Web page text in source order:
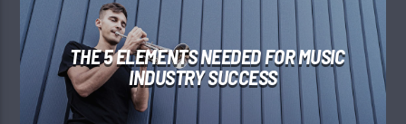
THE 5 ELEMENTS NEEDED FOR MUSIC
INDUSTRY SUCCESS